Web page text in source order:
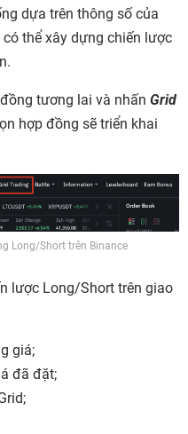
dựa trên thông số của
thể xây dựng chiến lược
tương lai và nhấn Grid
hợp đồng sẽ triển khai
Long/Short trên Binance
lược Long/Short trên giao
giá;
đã đặt;